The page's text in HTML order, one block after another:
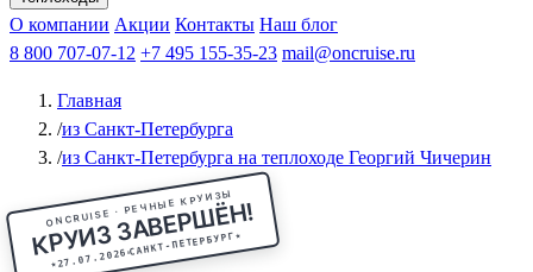
Чебоксарыиз Волгоградаиз Саратова Все города
КазаньВ Нижний НовгородВ ПермьВ Ростов-на-Дону
РыбинскНа СоловкиНа ВалаамПо ОкеПо Енисею
Афанасий Никитин Октябрьская революция
ФединАлександр СвешниковИван
МироновА.С.Попов
О компании Акции Контакты Наш блог
8 800 707-07-12 +7 495 155-35-23 mail@oncruise.ru
Главная
/из Санкт-Петербурга
/из Санкт-Петербурга на теплоходе Георгий Чичерин
ONCRUISE · РЕЧНЫЕ КРУИЗЫ
КРУИЗ ЗАВЕРШЁН!
★27.07.2026
САНКТ-ПЕТЕРБУРГ★